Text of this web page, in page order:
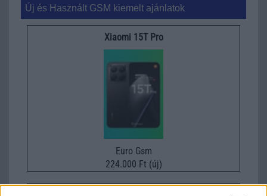
Új és Használt GSM kiemelt ajánlatok
Xiaomi 15T Pro
Euro Gsm
224.000 Ft (új)